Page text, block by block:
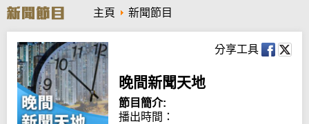
r
c
h
主頁 新聞節目
分享工具
晚間新聞天地
節目簡介:
播出時間：